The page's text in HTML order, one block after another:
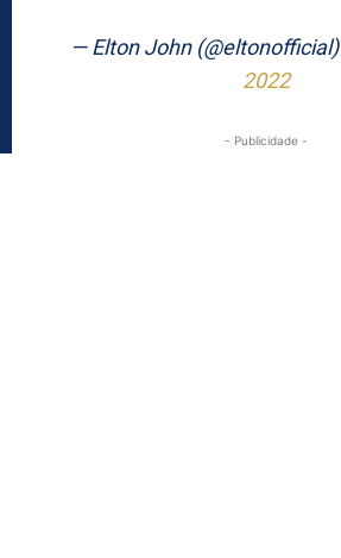
— Elton John (@eltonofficial)
2022
- Publicidade -